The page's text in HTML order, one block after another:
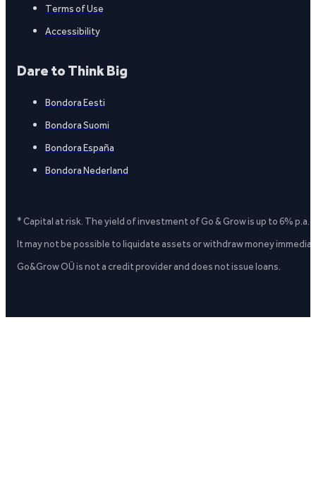
Terms of Use
Accessibility
Dare to Think Big
Bondora Eesti
Bondora Suomi
Bondora España
Bondora Nederland
* Capital at risk. The yield of investment of Go & Grow is up to 6%
It may not be possible to liquidate assets or withdraw money
Go&Grow OÜ is not a credit provider and does not issue loans.